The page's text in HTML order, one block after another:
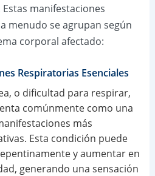
manifestaciones
menudo se agrupan según
corporal afectado:
Respiratorias Esenciales
o dificultad para respirar,
comúnmente como una
más
Esta condición puede
y aumentar en
generando una sensación